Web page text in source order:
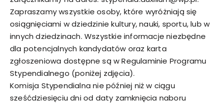
Zapraszamy wszystkie osoby, które wyróżniają się
osiągnięciami w dziedzinie kultury, nauki, sportu, lub w
innych dziedzinach. Wszystkie informacje niezbędne
dla potencjalnych kandydatów oraz karta
zgłoszeniowa dostępne są w Regulaminie Programu
Stypendialnego (poniżej zdjęcia).
Komisja Stypendialna nie później niż w ciągu
sześćdziesięciu dni od daty zamknięcia naboru